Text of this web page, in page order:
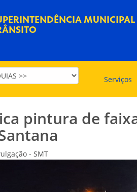
MUNICIPAL
Serviços
pintura de
- SMT